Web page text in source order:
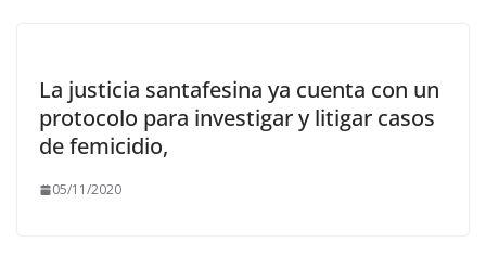
La justicia santafesina ya cuenta con un
protocolo para investigar y litigar casos
de femicidio,
05/11/2020